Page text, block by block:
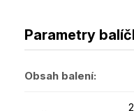
Parametry
Obsah balení: